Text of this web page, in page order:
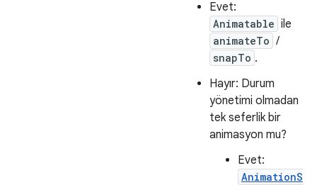
Evet:
Animatable ile
animateTo /
snapTo .
Hayır: Durum
yönetimi olmadan
tek seferlik bir
animasyon mu?
Evet:
AnimationS